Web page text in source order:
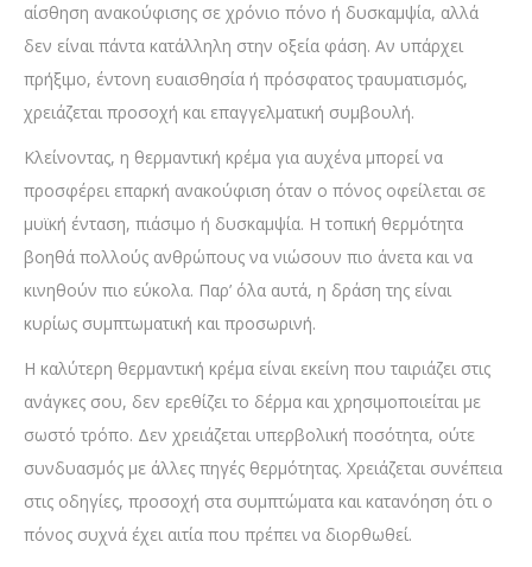
αίσθηση ανακούφισης σε χρόνιο πόνο ή δυσκαμψία, αλλά
δεν είναι πάντα κατάλληλη στην οξεία φάση. Αν υπάρχει
πρήξιμο, έντονη ευαισθησία ή πρόσφατος τραυματισμός,
χρειάζεται προσοχή και επαγγελματική συμβουλή.
Κλείνοντας, η θερμαντική κρέμα για αυχένα μπορεί να
προσφέρει επαρκή ανακούφιση όταν ο πόνος οφείλεται σε
μυϊκή ένταση, πιάσιμο ή δυσκαμψία. Η τοπική θερμότητα
βοηθά πολλούς ανθρώπους να νιώσουν πιο άνετα και να
κινηθούν πιο εύκολα. Παρ’ όλα αυτά, η δράση της είναι
κυρίως συμπτωματική και προσωρινή.
Η καλύτερη θερμαντική κρέμα είναι εκείνη που ταιριάζει στις
ανάγκες σου, δεν ερεθίζει το δέρμα και χρησιμοποιείται με
σωστό τρόπο. Δεν χρειάζεται υπερβολική ποσότητα, ούτε
συνδυασμός με άλλες πηγές θερμότητας. Χρειάζεται συνέπεια
στις οδηγίες, προσοχή στα συμπτώματα και κατανόηση ότι ο
πόνος συχνά έχει αιτία που πρέπει να διορθωθεί.